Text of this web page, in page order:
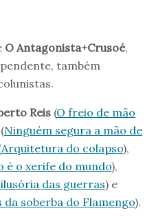
O Antagonista+Crusoé,
também
Reis (O freio de mão
(Ninguém segura a mão de
Arquitetura do colapso),
é o xerife do mundo),
das guerras) e
da soberba do Flamengo).